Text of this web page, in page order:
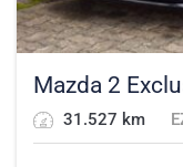
Mazda 2
31.527 km